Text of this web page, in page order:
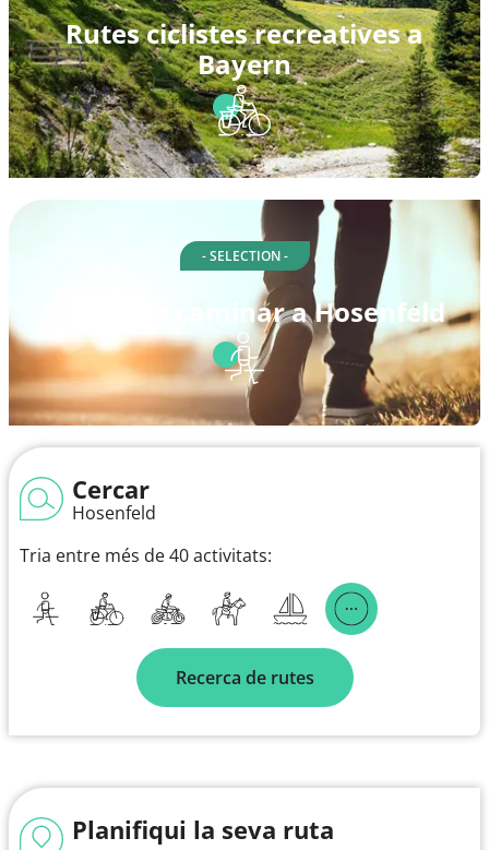
Rutes ciclistes recreatives a
Bayern
- SELECTION -
Rutes per caminar a Hosenfeld
Cercar
Hosenfeld
Tria entre més de 40 activitats:
Recerca de rutes
Planifiqui la seva ruta